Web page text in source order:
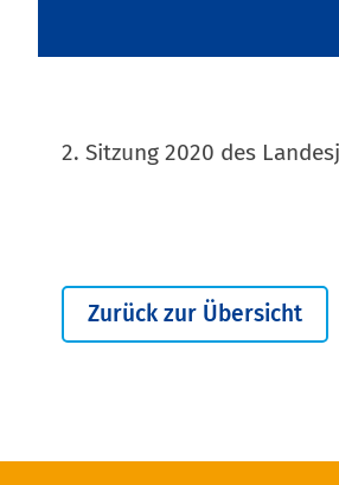
2. Sitzung 2020 des
Zurück zur Übersicht